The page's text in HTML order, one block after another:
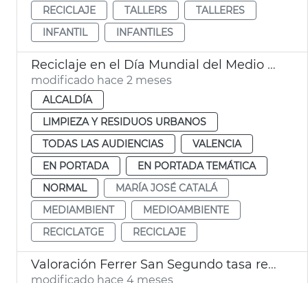
RECICLAJE
TALLERS
TALLERES
INFANTIL
INFANTILES
Reciclaje en el Día Mundial del Medio Ambiente València
modificado hace 2 meses
ALCALDÍA
LIMPIEZA Y RESIDUOS URBANOS
TODAS LAS AUDIENCIAS
VALENCIA
EN PORTADA
EN PORTADA TEMÁTICA
NORMAL
MARÍA JOSÉ CATALÁ
MEDIAMBIENT
MEDIOAMBIENTE
RECICLATGE
RECICLAJE
Valoración Ferrer San Segundo tasa recogida basura
modificado hace 4 meses